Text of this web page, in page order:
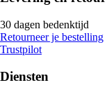
30 dagen bedenktijd
Retourneer je bestelling
Trustpilot
Diensten